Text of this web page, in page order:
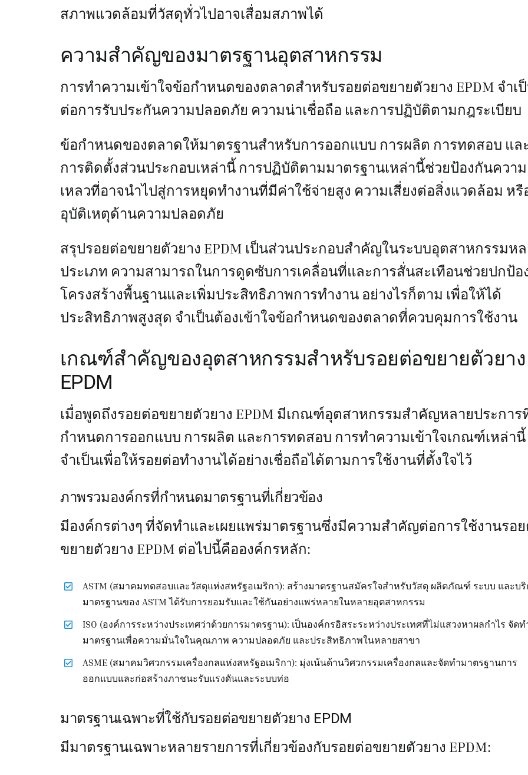
สภาพแวดล้อมที่วัสดุทั่วไปอาจเสื่อมสภาพได้
ความสำคัญของมาตรฐานอุตสาหกรรม
การทำความเข้าใจข้อกำหนดของตลาดสำหรับรอยต่อขยายตัวยาง EPDM จำเ
ต่อการรับประกันความปลอดภัย ความน่าเชื่อถือ และการปฏิบัติตามกฎระเบียบ
ข้อกำหนดของตลาดให้มาตรฐานสำหรับการออกแบบ การผลิต การทดสอบ แล
การติดตั้งส่วนประกอบเหล่านี้ การปฏิบัติตามมาตรฐานเหล่านี้ช่วยป้องกันควา
เหลวที่อาจนำไปสู่การหยุดทำงานที่มีค่าใช้จ่ายสูง ความเสี่ยงต่อสิ่งแวดล้อม หรื
อุบัติเหตุด้านความปลอดภัย
สรุปรอยต่อขยายตัวยาง EPDM เป็นส่วนประกอบสำคัญในระบบอุตสาหกรรมห
ประเภท ความสามารถในการดูดซับการเคลื่อนที่และการสั่นสะเทือนช่วยปกป้อ
โครงสร้างพื้นฐานและเพิ่มประสิทธิภาพการทำงาน อย่างไรก็ตาม เพื่อให้ได้
ประสิทธิภาพสูงสุด จำเป็นต้องเข้าใจข้อกำหนดของตลาดที่ควบคุมการใช้งาน
เกณฑ์สำคัญของอุตสาหกรรมสำหรับรอยต่อขยายตัวยาง
EPDM
เมื่อพูดถึงรอยต่อขยายตัวยาง EPDM มีเกณฑ์อุตสาหกรรมสำคัญหลายประการ
กำหนดการออกแบบ การผลิต และการทดสอบ การทำความเข้าใจเกณฑ์เหล่านี้
จำเป็นเพื่อให้รอยต่อทำงานได้อย่างเชื่อถือได้ตามการใช้งานที่ตั้งใจไว้
ภาพรวมองค์กรที่กำหนดมาตรฐานที่เกี่ยวข้อง
มีองค์กรต่างๆ ที่จัดทำและเผยแพร่มาตรฐานซึ่งมีความสำคัญต่อการใช้งานรอ
ขยายตัวยาง EPDM ต่อไปนี้คือองค์กรหลัก:
ASTM (สมาคมทดสอบและวัสดุแห่งสหรัฐอเมริกา): สร้างมาตรฐานสมัครใจสำหรับวัสดุ ผลิตภัณฑ์ ระบบ และบริ
มาตรฐานของ ASTM ได้รับการยอมรับและใช้กันอย่างแพร่หลายในหลายอุตสาหกรรม
ISO (องค์การระหว่างประเทศว่าด้วยการมาตรฐาน): เป็นองค์กรอิสระระหว่างประเทศที่ไม่แสวงหาผลกำไร จัดท
มาตรฐานเพื่อความมั่นใจในคุณภาพ ความปลอดภัย และประสิทธิภาพในหลายสาขา
ASME (สมาคมวิศวกรรมเครื่องกลแห่งสหรัฐอเมริกา): มุ่งเน้นด้านวิศวกรรมเครื่องกลและจัดทำมาตรฐานการ
ออกแบบและก่อสร้างภาชนะรับแรงดันและระบบท่อ
มาตรฐานเฉพาะที่ใช้กับรอยต่อขยายตัวยาง EPDM
มีมาตรฐานเฉพาะหลายรายการที่เกี่ยวข้องกับรอยต่อขยายตัวยาง EPDM: